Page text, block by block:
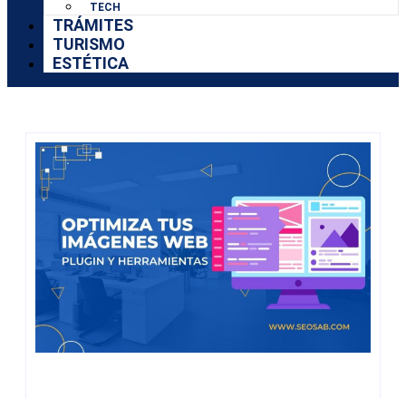
TECH
TRÁMITES
TURISMO
ESTÉTICA